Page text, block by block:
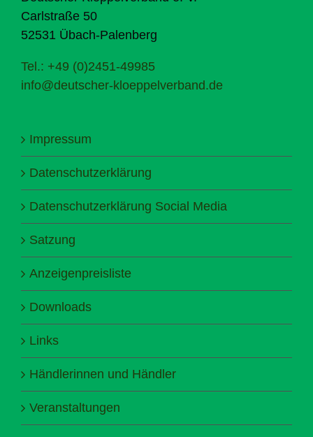
Carlstraße 50
52531 Übach-Palenberg
Tel.: +49 (0)2451-49985
info@deutscher-kloeppelverband.de
Impressum
Datenschutzerklärung
Datenschutzerklärung Social Media
Satzung
Anzeigenpreisliste
Downloads
Links
Händlerinnen und Händler
Veranstaltungen